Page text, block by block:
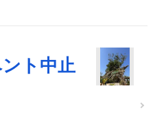
ト中止